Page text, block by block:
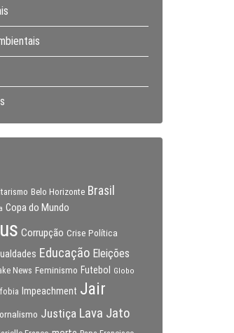
Belo Horizonte Brasil
Copa do Mundo
Corrupção Crise Política
Educação Eleições
News Feminismo Futebol Globo
Impeachment Jair
Justiça Lava Jato